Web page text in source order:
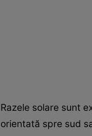
Razele solare sunt
orientată spre sud